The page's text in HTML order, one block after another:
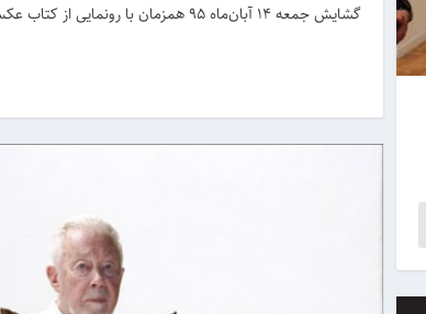
گشایش جمعه ۱۴ آبان‌ماه ۹۵ همزمان با رونمایی از کتاب عکس «۹».